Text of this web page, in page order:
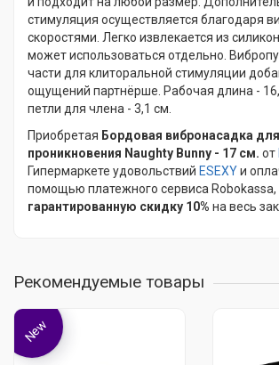
стимуляция осуществляется благодаря
скоростями. Легко извлекается из
может использоваться отдельно.
части для клиторальной стимуляции
ощущений партнёрше. Рабочая длина -
петли для члена - 3,1 см.
Приобретая Бордовая вибронасадка
проникновения Naughty Bunny - 17 см. от
Гипермаркете удовольствий ESEXYи
помощью платежного сервиса Robokassa,
гарантированную скидку 10% на весь
Рекомендуемые товары
New